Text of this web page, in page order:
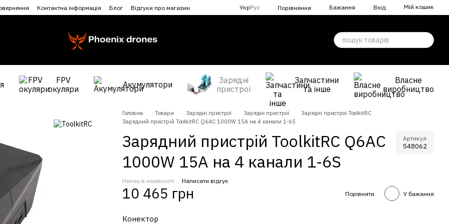
Контактна інформація Блог
Відгуки про магазин
УкрРус Порівняння Бажання Вхід Мій кошик
FPV
окуляри
Акумулятори
Зарядні
пристрої
Запчастини
та інше
Власне
виробництво
Головна Товари Зарядні пристрої Зарядні пристрої
Зарядні пристрої ToolkitRC
Зарядний пристрій ToolkitRC Q6AC 1000W 15A на 4 канали 1-6S
Зарядний пристрій ToolkitRC Q6AC
1000W 15A на 4 канали 1-6S
Артикул
548062
Немає в наявності Написати відгук
10 465 грн Порівняти У бажання
Конектор